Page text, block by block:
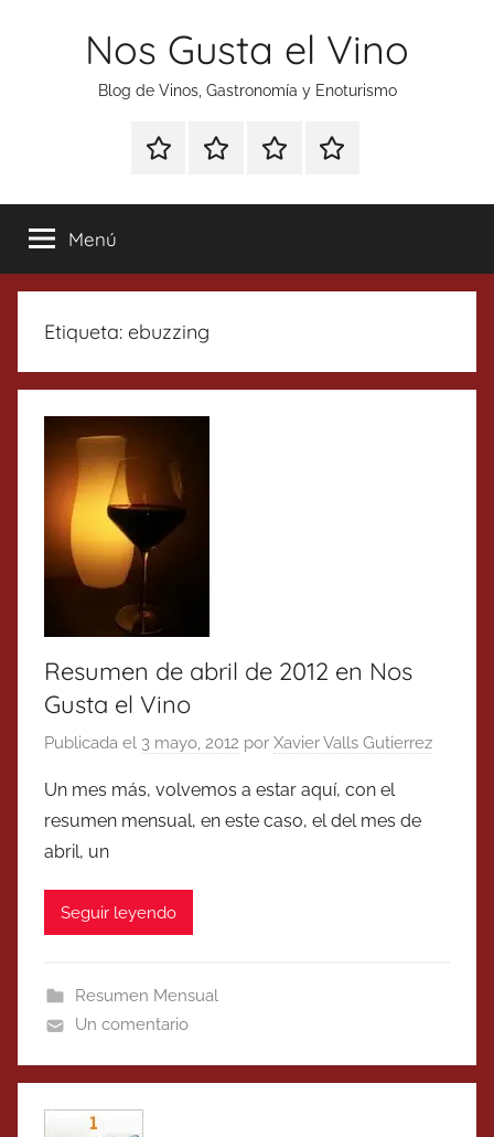
Nos Gusta el Vino
Blog de Vinos, Gastronomía y Enoturismo
Especial
Tonics
Enoturismo
Gastronomía
RankingContacto
Menú
Etiqueta: ebuzzing
Resumen de abril de 2012 en Nos
Gusta el Vino
Publicada el 3 mayo, 2012 por Xavier Valls Gutierrez
Un mes más, volvemos a estar aquí, con el
resumen mensual, en este caso, el del mes de
abril, un
Seguir leyendo
Resumen Mensual
Un comentario